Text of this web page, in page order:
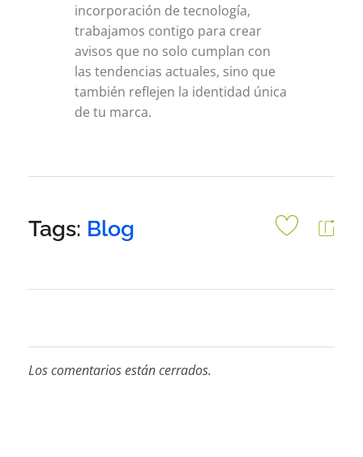
incorporación de tecnología,
trabajamos contigo para crear
avisos que no solo cumplan con
las tendencias actuales, sino que
también reflejen la identidad única
de tu marca.
Tags: Blog
Los comentarios están cerrados.